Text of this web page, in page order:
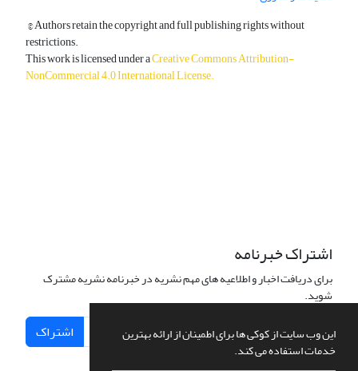
این وب سایت از کوکی ها برای اطمینان از ارائه بهترین
خدمات استفاده می کند.
© Authors retain the copyright and full publishing rights without
restrictions.
This work is licensed under aCreative Commons Attribution-
NonCommercial 4.0 International License.
اشتراک خبرنامه
برای دریافت اخبار و اطلاعیه های مهم نشریه در خبرنامه نشریه مشترک
شوید.
اشتراک